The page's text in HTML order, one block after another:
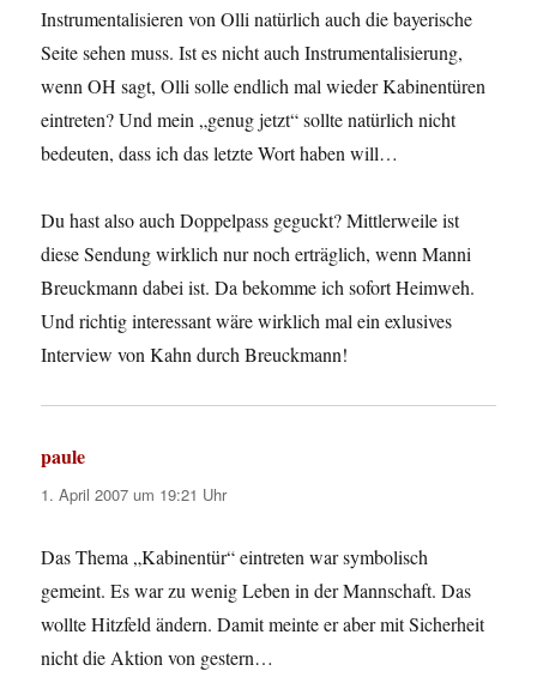
Instrumentalisieren von Olli natürlich auch die bayerische
Seite sehen muss. Ist es nicht auch Instrumentalisierung,
wenn OH sagt, Olli solle endlich mal wieder Kabinentüren
eintreten? Und mein „genug jetzt“ sollte natürlich nicht
bedeuten, dass ich das letzte Wort haben will…
Du hast also auch Doppelpass geguckt? Mittlerweile ist
diese Sendung wirklich nur noch erträglich, wenn Manni
Breuckmann dabei ist. Da bekomme ich sofort Heimweh.
Und richtig interessant wäre wirklich mal ein exlusives
Interview von Kahn durch Breuckmann!
paule
1. April 2007 um 19:21 Uhr
Das Thema „Kabinentür“ eintreten war symbolisch
gemeint. Es war zu wenig Leben in der Mannschaft. Das
wollte Hitzfeld ändern. Damit meinte er aber mit Sicherheit
nicht die Aktion von gestern…